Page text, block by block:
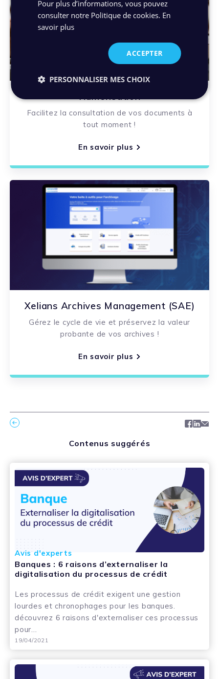
Numérisation
Facilitez la consultation de vos documents à
tout moment !
En savoir plus
Xelians Archives Management (SAE)
Gérez le cycle de vie et préservez la valeur
probante de vos archives !
En savoir plus
Contenus suggérés
Avis d'experts
Banques : 6 raisons d’externaliser la
digitalisation du processus de crédit
Les processus de crédit exigent une gestion
lourdes et chronophages pour les banques.
découvrez 6 raisons d'externaliser ces processus
pour...
19/04/2021
Pour plus d’informations, vous pouvez
consulter notre Politique de cookies. En
savoir plus
ACCEPTER
PERSONNALISER MES CHOIX